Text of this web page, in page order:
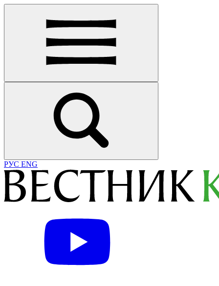
РУС ENG